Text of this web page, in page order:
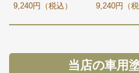
9,240円（税込）
9,240円（税
当店の車用